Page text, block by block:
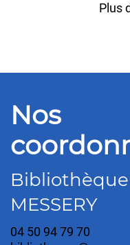
Plus
Nos
MESSERY
04 50 94 79 70